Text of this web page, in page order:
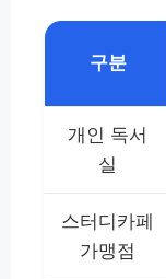
구분
개인 독서
실
스터디카페
가맹점